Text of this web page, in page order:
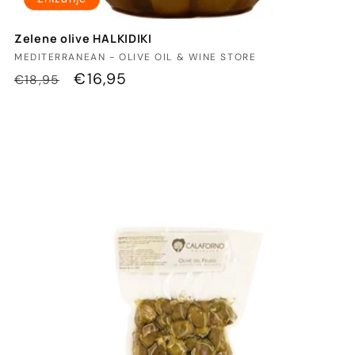
Zelene olive HALKIDIKI
Ponudnik:
MEDITERRANEAN - OLIVE OIL & WINE STORE
Redna
€18,95
Znižana
€16,95